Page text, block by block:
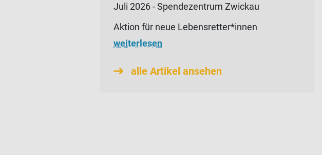
Juli 2026 - Spendezentrum Zwickau
Aktion für neue Lebensretter*innen
weiterlesen
alle Artikel ansehen